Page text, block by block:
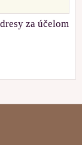
za účelom